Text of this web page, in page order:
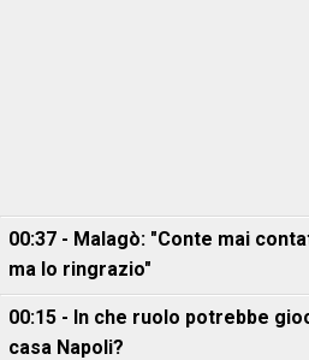
00:37 - Malagò: "Conte mai
ma lo ringrazio"
00:15 - In che ruolo potrebbe
casa Napoli?